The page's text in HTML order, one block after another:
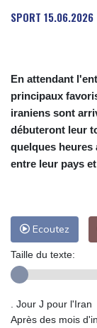
tout
SPORT 15.06.2026
En attendant
principaux
iraniens sont
débuteront leur
quelques
entre leur pays
Ecoutez
Taille du texte:
. Jour J pour l'Iran
Après des mois